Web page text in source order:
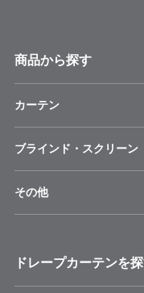
商品から探す
カーテン
ブラインド・スクリーン
その他
ドレープカーテンを